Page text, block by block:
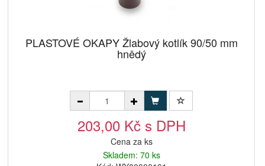
PLASTOVÉ OKAPY Žlabový kotlík 90/50 mm
hnědý
203,00 Kč s DPH
Cena za ks
Skladem: 70 ks